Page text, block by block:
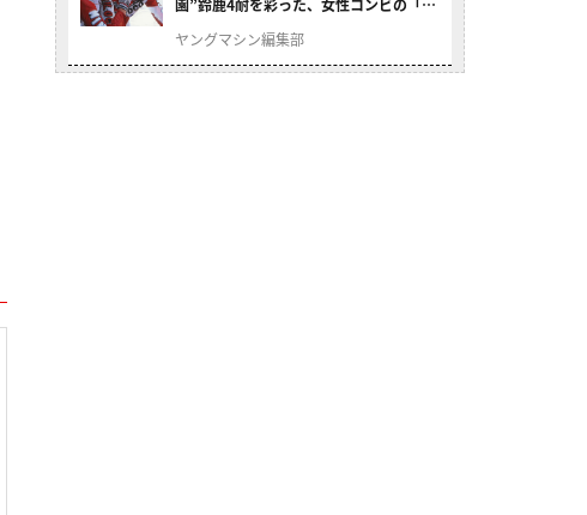
園”鈴鹿4耐を彩った、女性コンビの「ス
ヤングマシン編集部